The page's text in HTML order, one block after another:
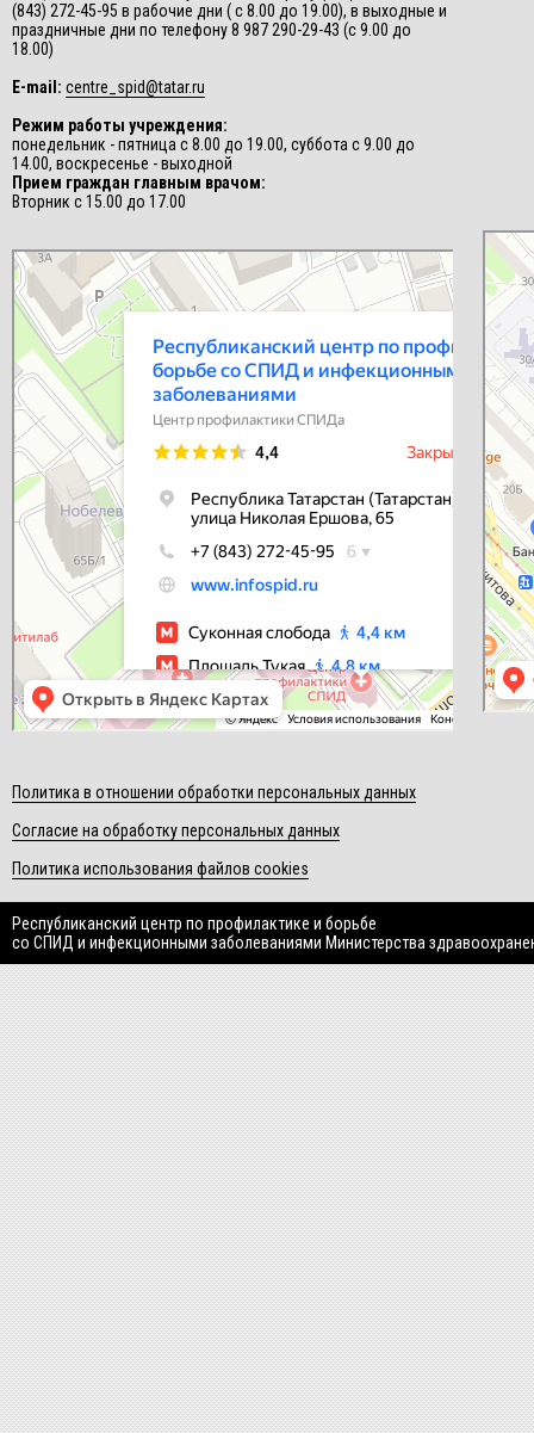
(843) 272-45-95 в рабочие дни ( с 8.00 до 19.00), в выходные и
праздничные дни по телефону 8 987 290-29-43 (с 9.00 до
18.00)
E-mail: centre_spid@tatar.ru
Режим работы учреждения:
понедельник - пятница с 8.00 до 19.00, суббота с 9.00 до
14.00, воскресенье - выходной
Прием граждан главным врачом:
Вторник с 15.00 до 17.00
Республиканский центр по профилактике и борьбе со СПИД и
инфекционными заболеваниями
Центр профилактики СПИДа в Казани
СПИД-
Центр
Политика в отношении обработки персональных данных
Согласие на обработку персональных данных
Политика использования файлов cookies
Республиканский центр по профилактике и борьбе
со СПИД и инфекционными заболеваниями Министерства